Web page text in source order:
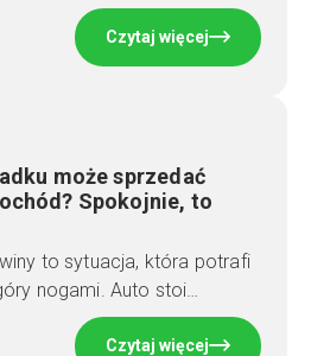
Czytaj więcej
może sprzedać
Spokojnie, to
to sytuacja, która potrafi
nogami. Auto stoi…
Czytaj więcej